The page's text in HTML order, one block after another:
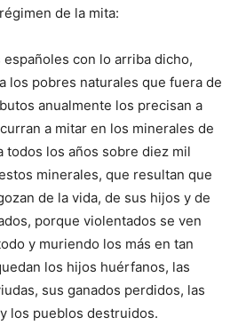
de la mita:
con lo arriba dicho,
los pobres naturales que fuera de
anualmente los precisan a
a mitar en los minerales de
todos los años sobre diez mil
minerales, que resultan que
de la vida, de sus hijos y de
porque violentados se ven
y muriendo los más en tan
los hijos huérfanos, las
sus ganados perdidos, las
los pueblos destruidos.